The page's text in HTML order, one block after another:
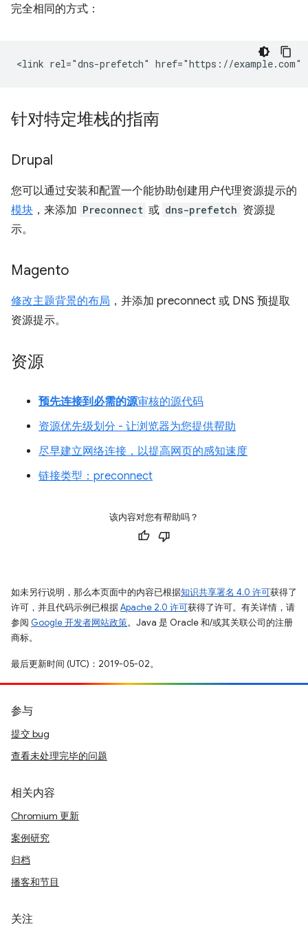
完全相同的方式：
针对特定堆栈的指南
Drupal
您可以通过安装和配置一个能协助创建用户代理资源提示的
模块 ，来添加 Preconnect 或 dns-prefetch 资源提
示。
Magento
修改主题背景的布局 ，并添加 preconnect 或 DNS 预提取
资源提示。
资源
预先连接到必需的源审核的源代码
资源优先级划分 - 让浏览器为您提供帮助
尽早建立网络连接，以提高网页的感知速度
链接类型：preconnect
该内容对您有帮助吗？
如未另行说明，那么本页面中的内容已根据知识共享署名 4.0 许可获得了
许可，并且代码示例已根据Apache 2.0 许可获得了许可。有关详情，请
参阅 Google 开发者网站政策。Java 是 Oracle 和/或其关联公司的注册
商标。
最后更新时间 (UTC)：2019-05-02。
参与
提交 bug
查看未处理完毕的问题
相关内容
Chromium 更新
案例研究
归档
播客和节目
关注